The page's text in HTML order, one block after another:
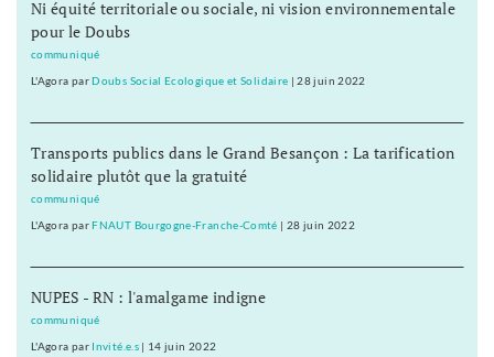
Ni équité territoriale ou sociale, ni vision environnementale
pour le Doubs
communiqué
L'Agora parDoubs Social Ecologique et Solidaire |28 juin 2022
Transports publics dans le Grand Besançon : La tarification
solidaire plutôt que la gratuité
communiqué
L'Agora parFNAUT Bourgogne-Franche-Comté | 28 juin 2022
NUPES - RN : l'amalgame indigne
communiqué
L'Agora par Invité.e.s| 14 juin 2022